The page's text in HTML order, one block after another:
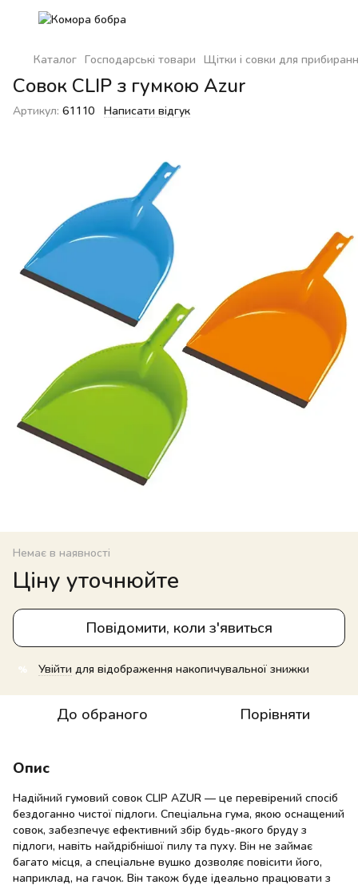
Каталог Господарські товари Щітки і совки для
Совок CLIP з гумкою Azur
Артикул: 61110 Написати відгук
Немає в наявності
Ціну уточнюйте
Повідомити, коли з'явиться
% Увійти для відображення накопичувальної знижки
До обраного Порівняти
Опис
Надійний гумовий совок CLIP AZUR — це перевірений спосіб
бездоганно чистої підлоги. Спеціальна гума, якою оснащений
совок, забезпечує ефективний збір будь-якого бруду з
підлоги, навіть найдрібнішої пилу та пуху. Він не займає
багато місця, а спеціальне вушко дозволяє повісити його,
наприклад, на гачок. Він також буде ідеально працювати з